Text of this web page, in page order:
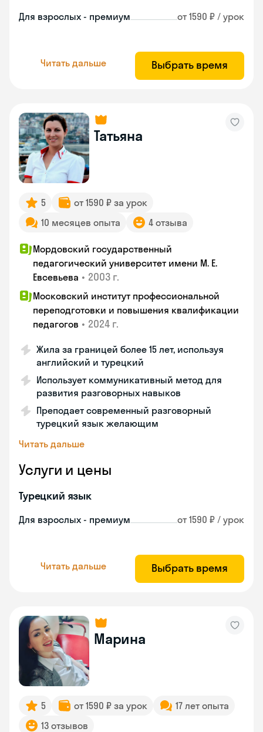
Для взрослых - премиум от 1590 ₽ / урок
Читать дальше Выбрать время
Татьяна
5
от 1590 ₽ за урок
10 месяцев опыта
4 отзыва
Мордовский государственный
педагогический университет имени М. Е.
Евсевьева • 2003 г.
Московский институт профессиональной
переподготовки и повышения квалификации
педагогов • 2024 г.
Жила за границей более 15 лет, используя
английский и турецкий
Использует коммуникативный метод для
развития разговорных навыков
Преподает современный разговорный
турецкий язык желающим
Читать дальше
Услуги и цены
Турецкий язык
Для взрослых - премиум от 1590 ₽ / урок
Читать дальше Выбрать время
Марина
5 от 1590 ₽ за урок
17 лет опыта
13 отзывов